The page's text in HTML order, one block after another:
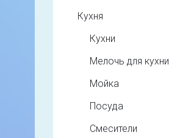
Кухня
Кухни
Мелочь для кухни
Мойка
Посуда
Смесители